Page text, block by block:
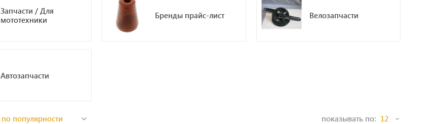
Запчасти / Для
мототехники
Бренды прайс-лист Велозапчасти
Автозапчасти
показывать по: